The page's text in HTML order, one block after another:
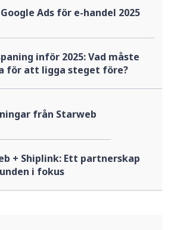
Ads för e-handel 2025
inför 2025: Vad måste
för att ligga steget före?
från Starweb
+ Shiplink: Ett partnerskap
i fokus